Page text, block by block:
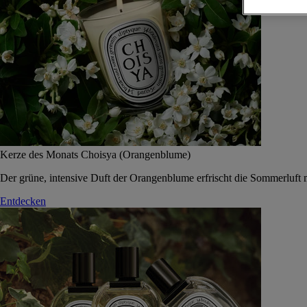
Kerze des Monats Choisya (Orangenblume)
Der grüne, intensive Duft der Orangenblume erfrischt die Sommerluft
Entdecken